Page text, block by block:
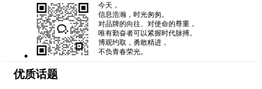
今天，
信息浩瀚，时光匆匆。
对品牌的向往、对使命的尊重，
唯有勤奋者可以紧握时代脉搏。
博观约取，勇敢精进，
不负青春荣光。
优质话题